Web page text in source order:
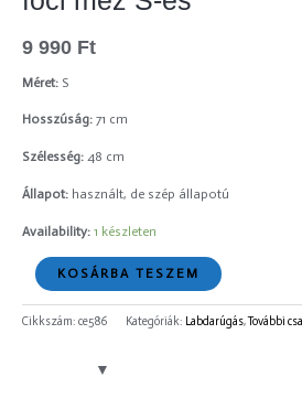
9 990 Ft
Méret: S
Hosszúság: 71 cm
Szélesség: 48 cm
Állapot: használt, de szép állapotú
Availability: 1 készleten
KOSÁRBA TESZEM
Cikkszám: ce586 Kategóriák: Labdarúgás,További